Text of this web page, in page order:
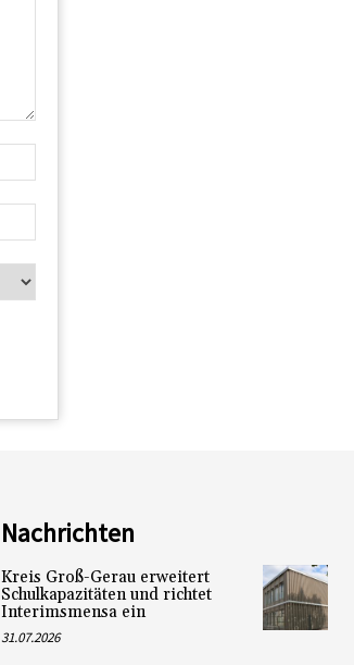
Nachrichten
Kreis Groß-Gerau erweitert
Schulkapazitäten und richtet
Interimsmensa ein
31.07.2026